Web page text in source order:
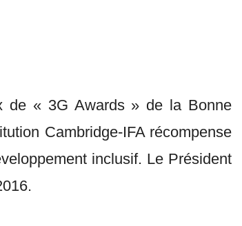
de « 3G Awards » de la Bonne
Cambridge-IFA récompense
inclusif. Le Président